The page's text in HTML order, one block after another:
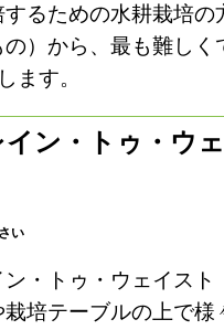
るための水耕栽培
の）から、最も難し
ます。
イン・トゥ・ウ
い
・トゥ・ウェイス
培テーブルの上で様